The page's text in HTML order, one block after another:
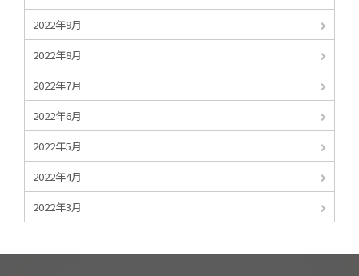
2022年9月
2022年8月
2022年7月
2022年6月
2022年5月
2022年4月
2022年3月